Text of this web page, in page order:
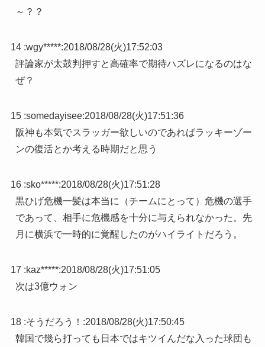
～？？
14 :wgy*****:2018/08/28(火)17:52:03
評論家が太鼓判押すと高確率で期待ハズレになるのはな
ぜ？
15 :somedayisee:2018/08/28(火)17:51:36
阪神も本気でスラッガー欲しいのであればラッキーゾー
ンの復活とか考える時期だと思う
16 :sko*****:2018/08/28(火)17:51:28
黒ひげ危機一髪は本当に（チームにとって）危機の選手
であって、相手に危機感を十分に与えられなかった。先
月に横浜で一時的に覚醒したのがハイライトだろう。
17 :kaz*****:2018/08/28(火)17:51:05
次は3億ウォン
18 :そうだろう！ :2018/08/28(火)17:50:45
韓国で幾ら打っても日本ではキツイんだな入った球団も